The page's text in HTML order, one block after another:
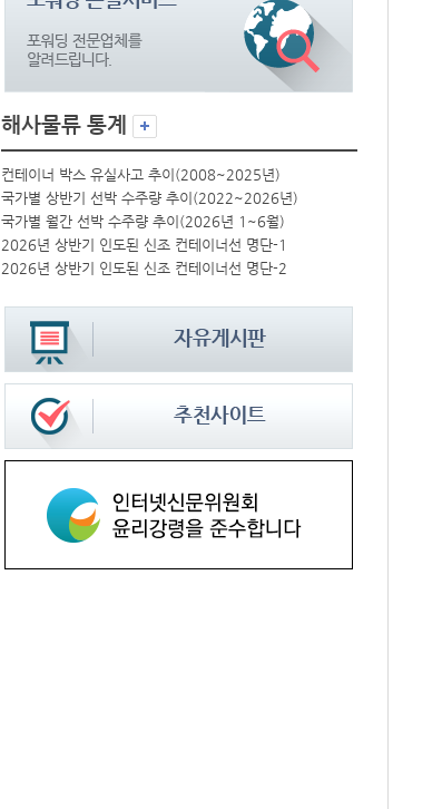
해사물류 통계
컨테이너 박스 유실사고 추이(2008~2025년)
국가별 상반기 선박 수주량 추이(2022~2026년)
국가별 월간 선박 수주량 추이(2026년 1~6월)
2026년 상반기 인도된 신조 컨테이너선 명단-1
2026년 상반기 인도된 신조 컨테이너선 명단-2